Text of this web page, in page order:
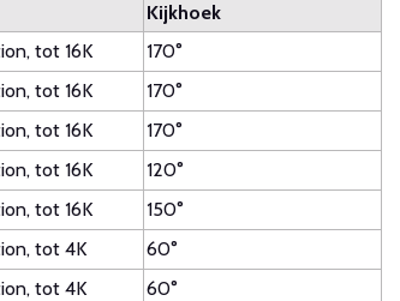
Kijkhoek
tot 16K
170°
tot 16K
170°
tot 16K
170°
tot 16K
120°
tot 16K
150°
tot 4K
60°
tot 4K
60°